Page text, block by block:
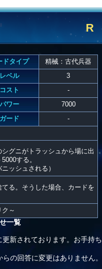
R
ドタイプ
精械：古代兵器
レベル
3
コスト
-
パワー
7000
ガード
-
グニがトラッシュから場に出
する。
ッシュされる）
る。そうした場合、カードを
～
一覧
新されております。お手持ち
の回答に変更はありません。